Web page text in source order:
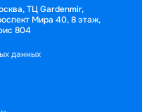
ТЦ Gardenmir,
Мира 40, 8 этаж,
804
данных